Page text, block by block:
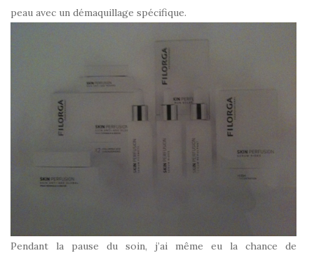
peau avec un démaquillage spécifique.
Pendant la pause du soin, j’ai même eu la chance de